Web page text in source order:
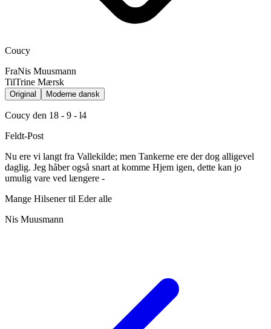
Coucy
FraNis Muusmann
TilTrine Mærsk
Original Moderne dansk
Coucy den 18 - 9 - l4
Feldt-Post
Nu ere vi langt fra Vallekilde; men Tankerne ere der dog alligevel
daglig. Jeg håber også snart at komme Hjem igen, dette kan jo
umulig vare ved længere -
Mange Hilsener til Eder alle
Nis Muusmann